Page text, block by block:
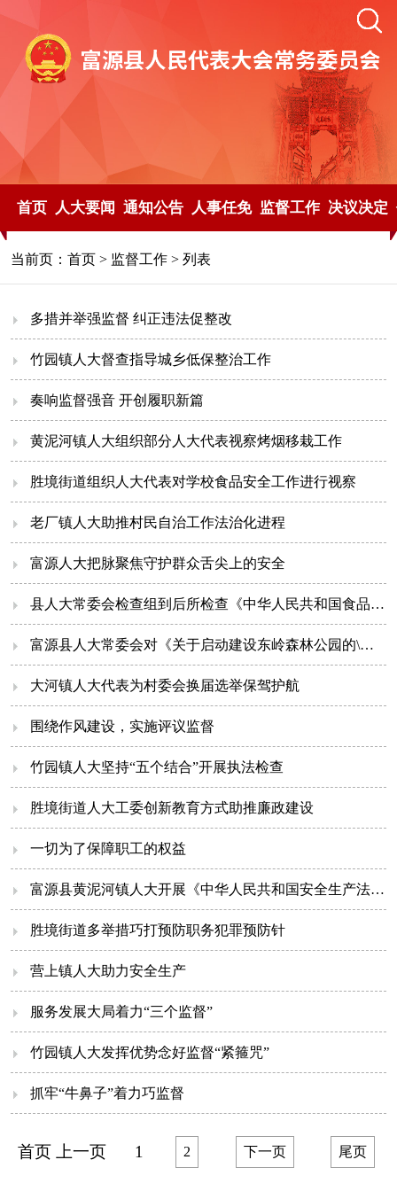
首页 人大要闻 通知公告 人事任免 监督工作 决议决定
当前页： 首页 > 监督工作 > 列表
多措并举强监督 纠正违法促整改
竹园镇人大督查指导城乡低保整治工作
奏响监督强音 开创履职新篇
黄泥河镇人大组织部分人大代表视察烤烟移栽工作
胜境街道组织人大代表对学校食品安全工作进行视察
老厂镇人大助推村民自治工作法治化进程
富源人大把脉聚焦守护群众舌尖上的安全
县人大常委会检查组到后所检查《中华人民共和国食品安全法》贯彻实施情况
富源县人大常委会对《关于启动建设东岭森林公园的\议案》进行督办
大河镇人大代表为村委会换届选举保驾护航
围绕作风建设，实施评议监督
竹园镇人大坚持“五个结合”开展执法检查
胜境街道人大工委创新教育方式助推廉政建设
一切为了保障职工的权益
富源县黄泥河镇人大开展《中华人民共和国安全生产法》执法检查
胜境街道多举措巧打预防职务犯罪预防针
营上镇人大助力安全生产
服务发展大局着力“三个监督”
竹园镇人大发挥优势念好监督“紧箍咒”
抓牢“牛鼻子”着力巧监督
首页 上一页 1 2 下一页 尾页